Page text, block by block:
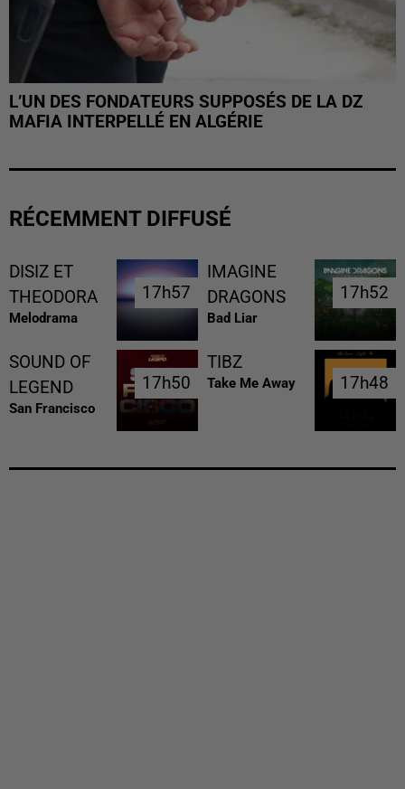
L’UN DES FONDATEURS SUPPOSÉS DE LA DZ
MAFIA INTERPELLÉ EN ALGÉRIE
RÉCEMMENT DIFFUSÉ
DISIZ ET
THEODORA
Melodrama
17h57
17h57
IMAGINE
DRAGONS
Bad Liar
17h52
17h52
SOUND OF
LEGEND
San Francisco
17h50
17h50
TIBZ
Take Me Away 17h48
17h48